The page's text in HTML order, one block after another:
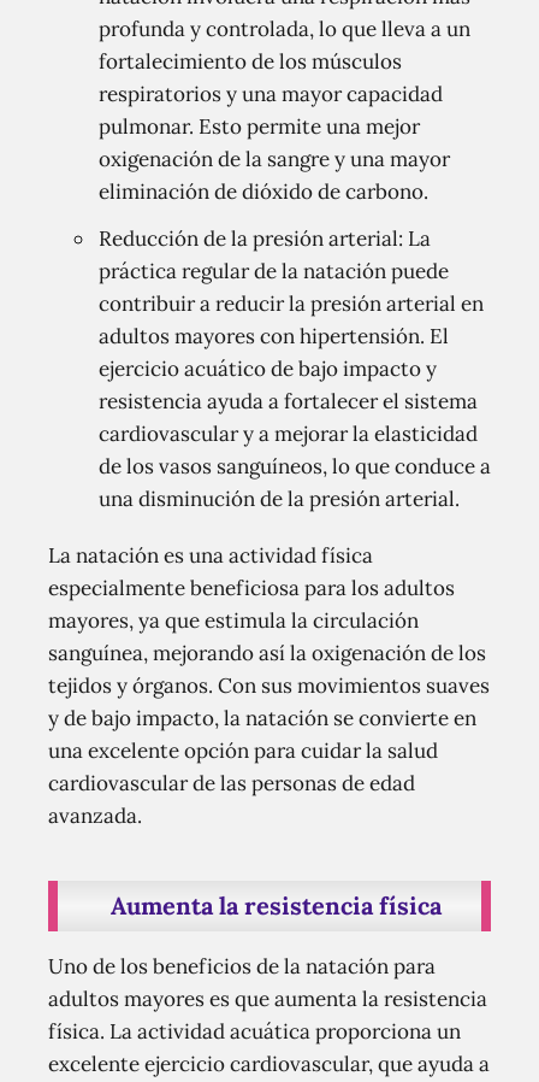
profunda y controlada, lo que lleva a un
fortalecimiento de los músculos
respiratorios y una mayor capacidad
pulmonar. Esto permite una mejor
oxigenación de la sangre y una mayor
eliminación de dióxido de carbono.
Reducción de la presión arterial: La
práctica regular de la natación puede
contribuir a reducir la presión arterial en
adultos mayores con hipertensión. El
ejercicio acuático de bajo impacto y
resistencia ayuda a fortalecer el sistema
cardiovascular y a mejorar la elasticidad
de los vasos sanguíneos, lo que conduce a
una disminución de la presión arterial.
La natación es una actividad física
especialmente beneficiosa para los adultos
mayores, ya que estimula la circulación
sanguínea, mejorando así la oxigenación de los
tejidos y órganos. Con sus movimientos suaves
y de bajo impacto, la natación se convierte en
una excelente opción para cuidar la salud
cardiovascular de las personas de edad
avanzada.
Aumenta la resistencia física
Uno de los beneficios de la natación para
adultos mayores es que aumenta la resistencia
física. La actividad acuática proporciona un
excelente ejercicio cardiovascular, que ayuda a